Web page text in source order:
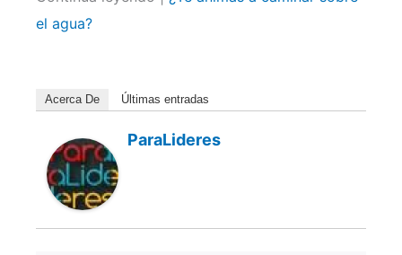
el agua?
Acerca De Últimas entradas
ParaLideres